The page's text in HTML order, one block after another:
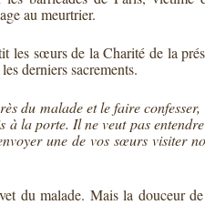
au meurtrier.
sœurs de la Charité de la
derniers sacrements.
du malade et le faire
la porte. Il ne veut pas
une de vos sœurs visiter
du malade. Mais la douceur